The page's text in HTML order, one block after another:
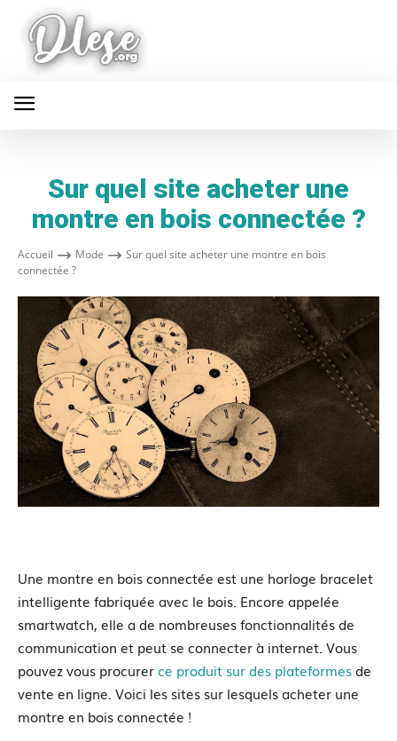
Sur quel site acheter une
montre en bois connectée ?
Accueil Mode
Sur quel site acheter une montre en bois
connectée ?
Une montre en bois connectée est une horloge bracelet
intelligente fabriquée avec le bois. Encore appelée
smartwatch, elle a de nombreuses fonctionnalités de
communication et peut se connecter à internet. Vous
pouvez vous procurerce produit sur des plateformesde
vente en ligne. Voici les sites sur lesquels acheter une
montre en bois connectée !